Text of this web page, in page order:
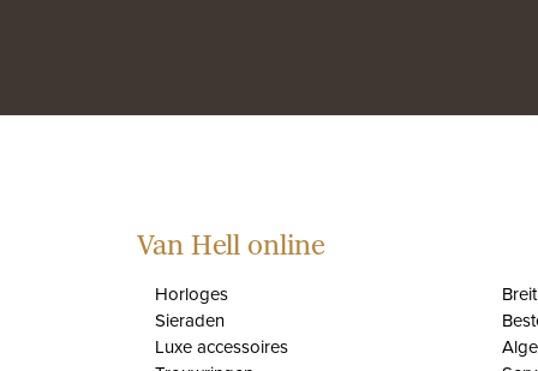
Van Hell online
Horloges
Sieraden
Luxe accessoires